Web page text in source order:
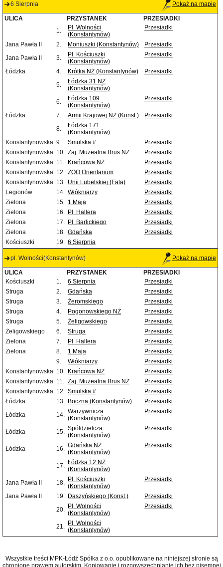
6 Sierpnia Pokaż na mapie
ULICA PRZYSTANEK
PRZESIADKI
1.
Pl. Wolności
(Konstantynów)
Przesiadki
Jana Pawła II 2. Moniuszki (Konstantynów)
Przesiadki
Jana Pawła II
3.
Pl. Kościuszki
(Konstantynów)
Przesiadki
Łódzka 4. Krótka NŻ (Konstantynów)
Przesiadki
5.
Łódzka 31 NŻ
(Konstantynów)
6.
Łódzka 109
(Konstantynów)
Przesiadki
Łódzka 7. Armii Krajowej NŻ (Konst.)
Przesiadki
8.
Łódzka 171
(Konstantynów)
Konstantynowska 9. Smulska #
Przesiadki
Konstantynowska 10. Zaj. Muzealna Brus NŻ
Przesiadki
Konstantynowska 11. Krańcowa NŻ
Przesiadki
Konstantynowska 12. ZOO Orientarium
Przesiadki
Konstantynowska 13. Unii Lubelskiej (Fala)
Przesiadki
Legionów
14. Włókniarzy
Przesiadki
Zielona
15. 1 Maja
Przesiadki
Zielona
16. Pl. Hallera
Przesiadki
Zielona
17. Pl. Barlickiego
Przesiadki
Zielona
18. Gdańska
Przesiadki
Kościuszki
19. 6 Sierpnia
pl. Wolności(Konstantynów) Pokaż na mapie
ULICA PRZYSTANEK
PRZESIADKI
Kościuszki
1. 6 Sierpnia
Przesiadki
Struga
2. Gdańska
Przesiadki
Struga
3. Żeromskiego
Przesiadki
Struga
4. Pogonowskiego NŻ
Przesiadki
Struga
5. Żeligowskiego
Przesiadki
Żeligowskiego
6. Struga
Przesiadki
Zielona
7. Pl. Hallera
Przesiadki
Zielona
8. 1 Maja
Przesiadki
9.
Włókniarzy
Przesiadki
Konstantynowska 10. Krańcowa NŻ
Przesiadki
Konstantynowska 11. Zaj. Muzealna Brus NŻ
Przesiadki
Konstantynowska 12. Smulska #
Przesiadki
Łódzka
13. Boczna (Konstantynów)
Przesiadki
Łódzka
14. Warzywnicza
(Konstantynów)
Przesiadki
Łódzka 15. Spółdzielcza
(Konstantynów)
Przesiadki
Łódzka 16. Gdańska NŻ
(Konstantynów)
Przesiadki
17. Łódzka 12 NŻ
(Konstantynów)
Jana Pawła II
18. Pl. Kościuszki
(Konstantynów)
Przesiadki
Jana Pawła II 19. Daszyńskiego (Konst.)
Przesiadki
20. Pl. Wolności
(Konstantynów)
Przesiadki
21. Pl. Wolności
(Konstantynów)
Wszystkie treści MPK-Łódź Spółka z o.o. opublikowane na niniejszej stronie są
chronione prawem autorskim. Kopiowanie i rozpowszechnianie ich bez pisemnej